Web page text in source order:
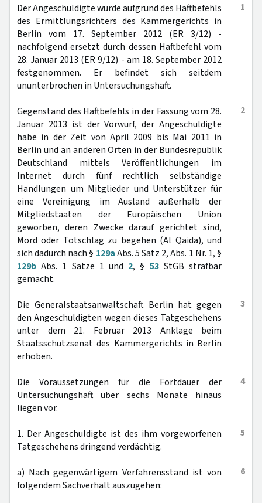
1
Der Angeschuldigte wurde aufgrund des Haftbefehls
des Ermittlungsrichters des Kammergerichts in
Berlin vom 17. September 2012 (ER 3/12) -
nachfolgend ersetzt durch dessen Haftbefehl vom
28. Januar 2013 (ER 9/12) - am 18. September 2012
festgenommen. Er befindet sich seitdem
ununterbrochen in Untersuchungshaft.
2
Gegenstand des Haftbefehls in der Fassung vom 28.
Januar 2013 ist der Vorwurf, der Angeschuldigte
habe in der Zeit von April 2009 bis Mai 2011 in
Berlin und an anderen Orten in der Bundesrepublik
Deutschland mittels Veröffentlichungen im
Internet durch fünf rechtlich selbständige
Handlungen um Mitglieder und Unterstützer für
eine Vereinigung im Ausland außerhalb der
Mitgliedstaaten der Europäischen Union
geworben, deren Zwecke darauf gerichtet sind,
Mord oder Totschlag zu begehen (Al Qaida), und
sich dadurch nach § 129aAbs. 5 Satz 2, Abs. 1 Nr. 1, §
129b Abs. 1 Sätze 1 und 2, § 53StGB strafbar
gemacht.
3
Die Generalstaatsanwaltschaft Berlin hat gegen
den Angeschuldigten wegen dieses Tatgeschehens
unter dem 21. Februar 2013 Anklage beim
Staatsschutzsenat des Kammergerichts in Berlin
erhoben.
4
Die Voraussetzungen für die Fortdauer der
Untersuchungshaft über sechs Monate hinaus
liegen vor.
5
1. Der Angeschuldigte ist des ihm vorgeworfenen
Tatgeschehens dringend verdächtig.
6
a) Nach gegenwärtigem Verfahrensstand ist von
folgendem Sachverhalt auszugehen: